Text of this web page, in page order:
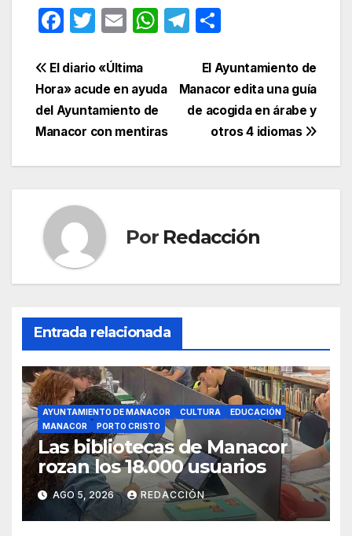
F
c
e
b
o
o
T
itt
er
E
ail
W
s
A
p
p
T
e
gr
a
m
p
ar
tir
Navegación
de
entradas
El Ayuntamiento de
Manacor edita una guía
de acogida en árabe y
otros 4 idiomas
El diario «Última
Hora» acude en ayuda
del Ayuntamiento de
Manacor con mentiras
Por Redacción
Entrada relacionada
AYUNTAMIENTO DE MANACOR CULTURA
EDUCACIÓN
MANACOR
PORTO CRISTO
Las bibliotecas de Manacor
rozan los 18.000 usuarios
AGO 5, 2026 REDACCIÓN